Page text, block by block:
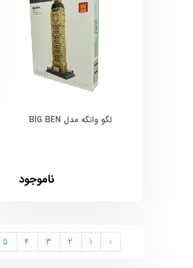
لگو وانگه مدل BIG BEN
ناموجود
‹
1
2
3
4
5